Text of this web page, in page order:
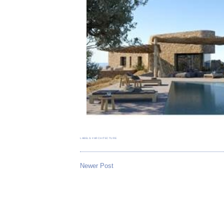
LABELS: #ARCHITECTURE
Newer Post